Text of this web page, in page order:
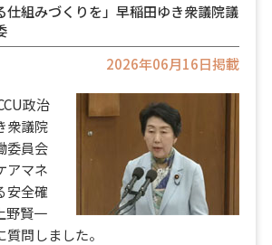
仕組みづくりを」早稲田ゆき衆議院議
2026年06月16日掲載
政治
衆議院
委員会
アマネ
安全確
野賢一
問しました。